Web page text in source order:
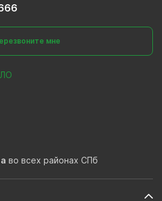
мне
во всех районах СПб